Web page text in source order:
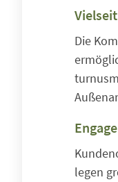
Die
legen